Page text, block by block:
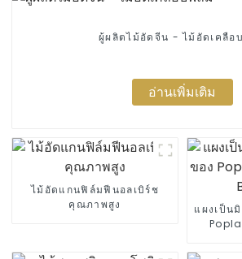
ผู้ผลิตไม้อัดจีน - ไม้อัดเคลือ
อ่านเพิ่มเติม
ไม้อัดแกนฟิล์มฟีนอลเบิร์ช
คุณภาพสูง
แผงเป็น